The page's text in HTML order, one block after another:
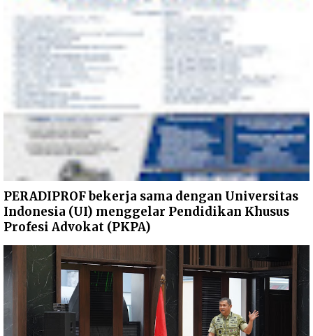
PERADIPROF bekerja sama dengan Universitas
Indonesia (UI) menggelar Pendidikan Khusus
Profesi Advokat (PKPA)